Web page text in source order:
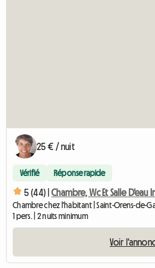
25 € / nuit
Vérifié Réponse rapide
5 (44) | Chambre, Wc Et Salle D'eau
Chambre chez l'habitant | Saint-Orens-de-
1 pers. | 2 nuits minimum
Voir